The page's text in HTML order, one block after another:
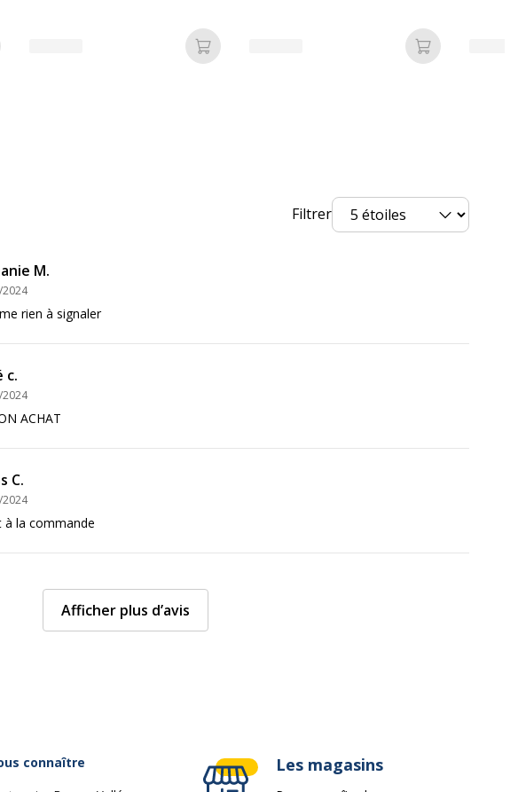
au panier Ajouter au panier Ajouter au
Filtrer
M.
rien à signaler
c.
ACHAT
C.
à la commande
Afficher plus d’avis
connaître Les magasins